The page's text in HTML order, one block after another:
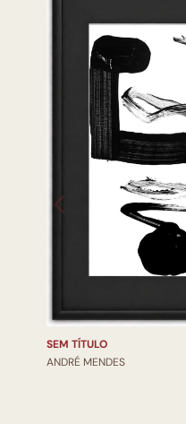
SEM TÍTULO
ANDRÉ MENDES